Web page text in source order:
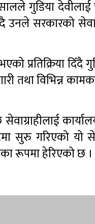
गुडिया देवीलाई
उनले सरकारको
प्रतिक्रिया दिँदै
तथा विभिन्न
सेवाग्राहीलाई
सुरु गरिएको यो
रूपमा हेरिएको छ ।